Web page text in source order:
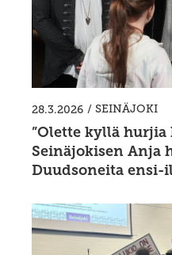
28.3.2026 / SEINÄJOKI
”Olette kyllä hurjia
Seinäjokisen Anja
Duudsoneita ensi-